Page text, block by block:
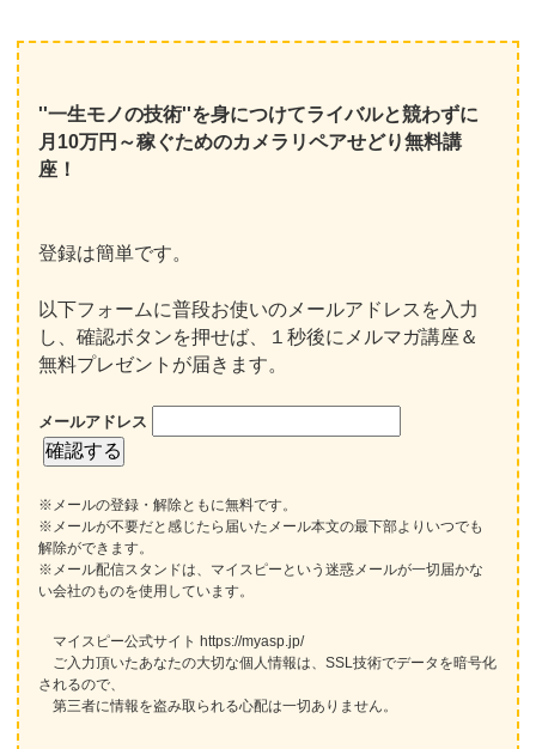
''一生モノの技術''を身につけてライバルと競わずに
月10万円～稼ぐためのカメラリペアせどり無料講
座！
登録は簡単です。
以下フォームに普段お使いのメールアドレスを入力
し、確認ボタンを押せば、１秒後にメルマガ講座＆
無料プレゼントが届きます。
メールアドレス
※メールの登録・解除ともに無料です。
※メールが不要だと感じたら届いたメール本文の最下部よりいつでも
解除ができます。
※メール配信スタンドは、マイスピーという迷惑メールが一切届かな
い会社のものを使用しています。
マイスピー公式サイト https://myasp.jp/
ご入力頂いたあなたの大切な個人情報は、SSL技術でデータを暗号化
されるので、
第三者に情報を盗み取られる心配は一切ありません。